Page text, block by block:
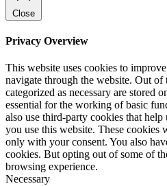
Close
Privacy Overview
This website uses cookies to
navigate through the website. Out of
categorized as necessary are stored
essential for the working of basic
also use third-party cookies that
you use this website. These
only with your consent. You also
cookies. But opting out of some of
browsing experience.
Necessary